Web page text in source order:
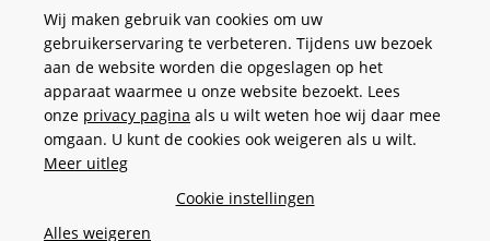
Social media
VEILIG EN MAKKELIJK
Wij maken gebruik van cookies om uw
gebruikerservaring te verbeteren. Tijdens uw bezoek
aan de website worden die opgeslagen op het
apparaat waarmee u onze website bezoekt. Lees
onze privacy pagina als u wilt weten hoe wij daar mee
omgaan. U kunt de cookies ook weigeren als u wilt.
Meer uitleg
Cookie instellingen
Alles weigeren